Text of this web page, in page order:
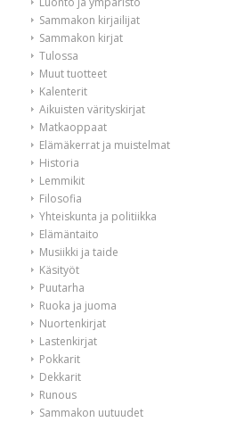
Sammakon kirjailijat
Sammakon kirjat
Tulossa
Muut tuotteet
Kalenterit
Aikuisten värityskirjat
Matkaoppaat
Elämäkerrat ja muistelmat
Historia
Lemmikit
Filosofia
Yhteiskunta ja politiikka
Elämäntaito
Musiikki ja taide
Käsityöt
Puutarha
Ruoka ja juoma
Nuortenkirjat
Lastenkirjat
Pokkarit
Dekkarit
Runous
Sammakon uutuudet